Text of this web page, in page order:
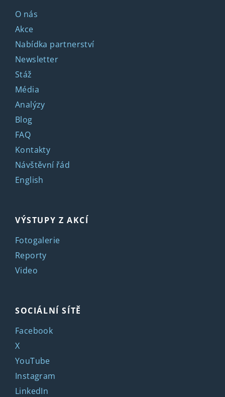
O nás
Akce
Nabídka partnerství
Newsletter
Stáž
Média
Analýzy
Blog
FAQ
Kontakty
Návštěvní řád
English
VÝSTUPY Z AKCÍ
Fotogalerie
Reporty
Video
SOCIÁLNÍ SÍTĚ
Facebook
X
YouTube
Instagram
LinkedIn